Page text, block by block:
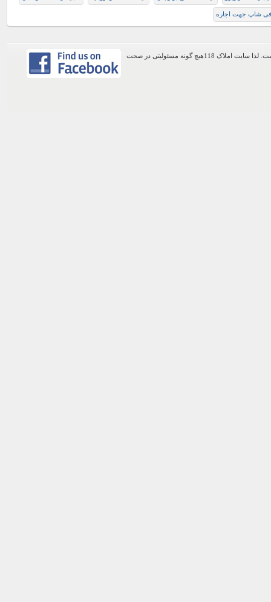
شاپ جهت اجاره
اطلاعات موجود در این وب سایت از طریق کاربران عمومی سایت ثبت شده است. لذا سایت املاک 118هیچ گونه مسئولیتی در صحت